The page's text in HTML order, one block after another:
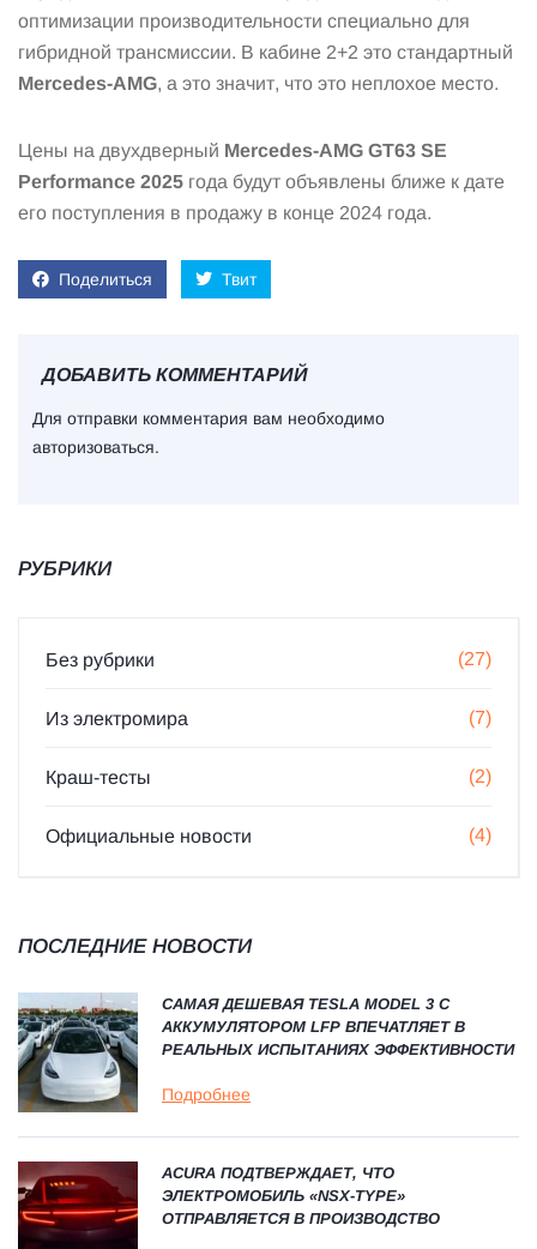
оптимизации производительности специально для
гибридной трансмиссии. В кабине 2+2 это стандартный
Mercedes-AMG, а это значит, что это неплохое место.
Цены на двухдверный Mercedes-AMG GT63 SE
Performance 2025 года будут объявлены ближе к дате
его поступления в продажу в конце 2024 года.
Поделиться Твит
ДОБАВИТЬ КОММЕНТАРИЙ
Для отправки комментария вам необходимо
авторизоваться.
РУБРИКИ
Без рубрики (27)
Из электромира (7)
Краш-тесты (2)
Официальные новости (4)
ПОСЛЕДНИЕ НОВОСТИ
САМАЯ ДЕШЕВАЯ TESLA MODEL 3 С
АККУМУЛЯТОРОМ LFP ВПЕЧАТЛЯЕТ В
РЕАЛЬНЫХ ИСПЫТАНИЯХ ЭФФЕКТИВНОСТИ
Подробнее
ACURA ПОДТВЕРЖДАЕТ, ЧТО
ЭЛЕКТРОМОБИЛЬ «NSX-TYPE»
ОТПРАВЛЯЕТСЯ В ПРОИЗВОДСТВО